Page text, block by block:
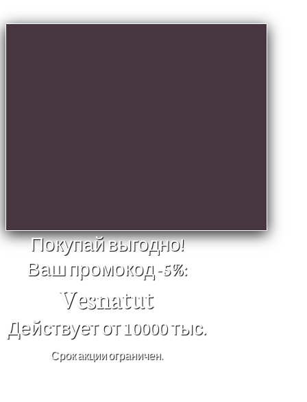
Покупай выгодно!
Ваш промокод -5%:
Vesnatut
Действует от 10000 тыс.
Срок акции ограничен.